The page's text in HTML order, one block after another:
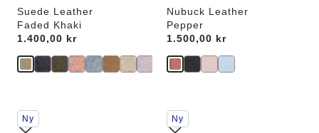
Suede Leather
Faded Khaki
Price:
1.400,00 kr
Nubuck Leather
Pepper
Price:
1.500,00 kr
Samhandling
med
Ny
Samhandling
med
Ny